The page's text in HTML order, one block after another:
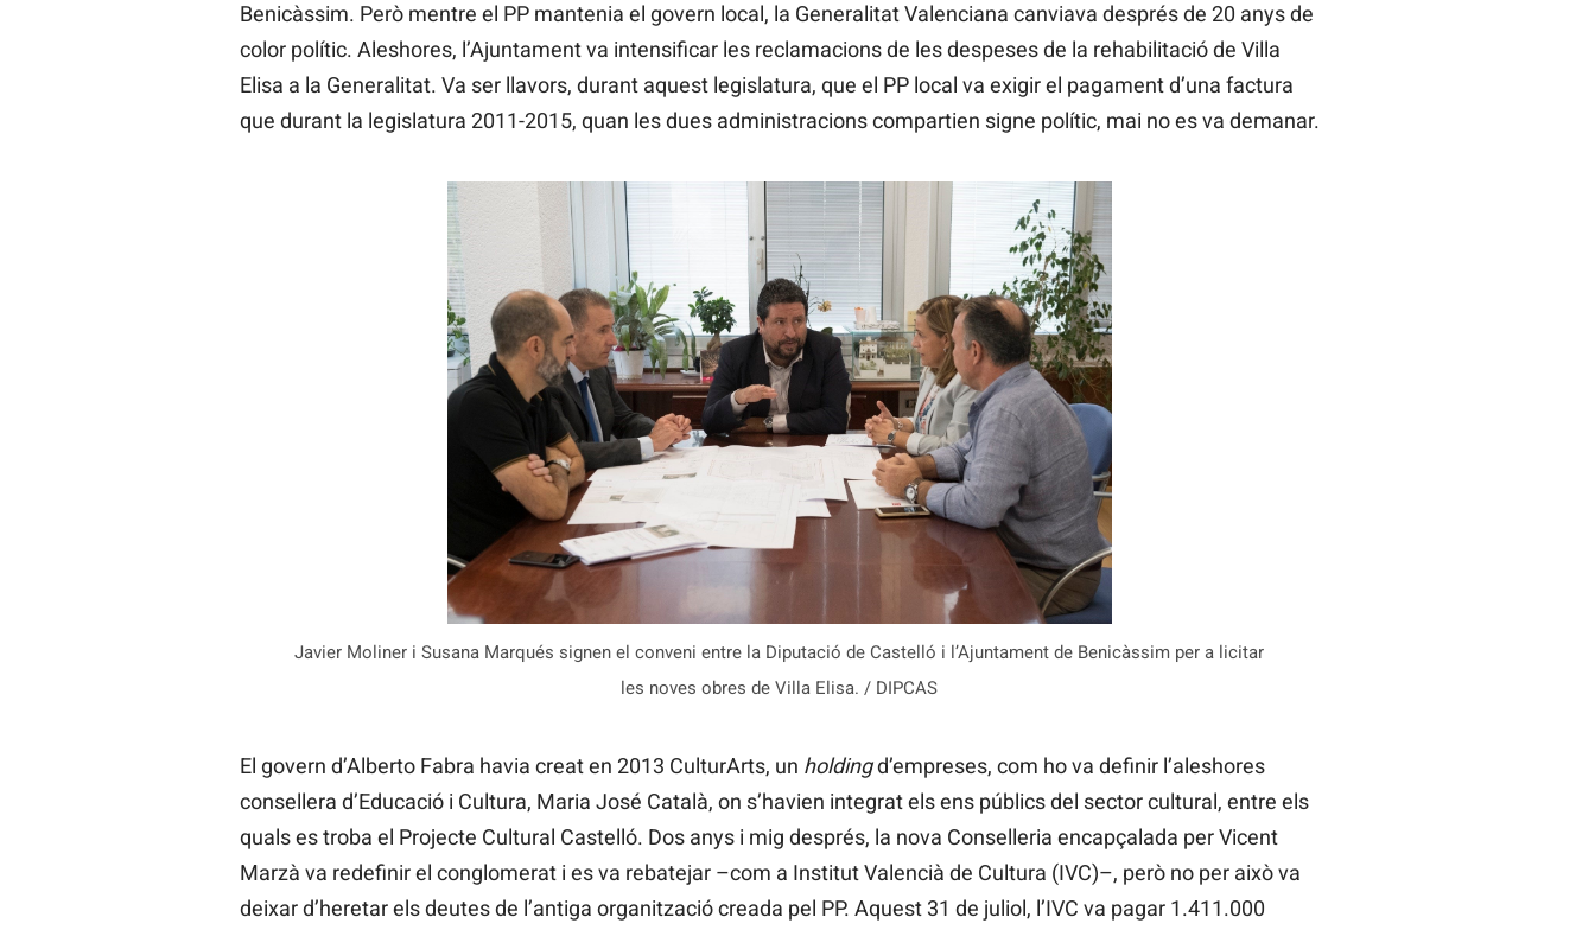
Benicàssim. Però mentre el PP mantenia el govern local, la Generalitat Valenciana canviava després de 20 anys de
color polític. Aleshores, l’Ajuntament va intensificar les reclamacions de les despeses de la rehabilitació de Villa
Elisa a la Generalitat. Va ser llavors, durant aquest legislatura, que el PP local va exigir el pagament d’una factura
que durant la legislatura 2011-2015, quan les dues administracions compartien signe polític, mai no es va demanar.
Javier Moliner i Susana Marqués signen el conveni entre la Diputació de Castelló i l’Ajuntament de Benicàssim per a licitar
les noves obres de Villa Elisa. / DIPCAS
El govern d’Alberto Fabra havia creat en 2013 CulturArts, un holdingd’empreses, com ho va definir l’aleshores
consellera d’Educació i Cultura, Maria José Català, on s’havien integrat els ens públics del sector cultural, entre els
quals es troba el Projecte Cultural Castelló. Dos anys i mig després, la nova Conselleria encapçalada per Vicent
Marzà va redefinir el conglomerat i es va rebatejar –com a Institut Valencià de Cultura (IVC)–, però no per això va
deixar d’heretar els deutes de l’antiga organització creada pel PP. Aquest 31 de juliol, l’IVC va pagar 1.411.000